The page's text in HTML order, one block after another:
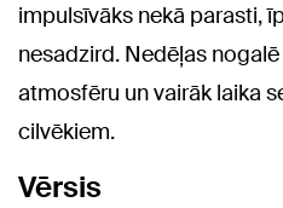
impulsīvāks nekā parasti,
nesadzird. Nedēļas
atmosfēru un vairāk laika
cilvēkiem.
Vērsis